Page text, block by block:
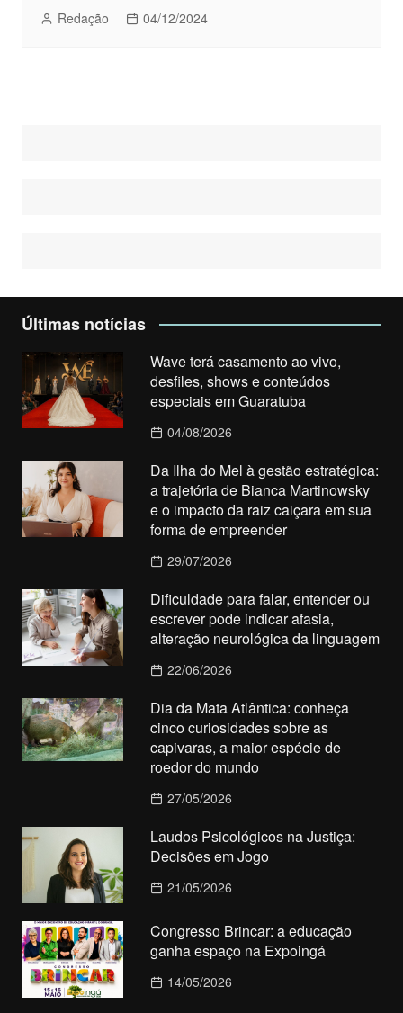
Redação 04/12/2024
Últimas notícias
Wave terá casamento ao vivo,
desfiles, shows e conteúdos
especiais em Guaratuba
04/08/2026
Da Ilha do Mel à gestão estratégica:
a trajetória de Bianca Martinowsky
e o impacto da raiz caiçara em sua
forma de empreender
29/07/2026
Dificuldade para falar, entender ou
escrever pode indicar afasia,
alteração neurológica da linguagem
22/06/2026
Dia da Mata Atlântica: conheça
cinco curiosidades sobre as
capivaras, a maior espécie de
roedor do mundo
27/05/2026
Laudos Psicológicos na Justiça:
Decisões em Jogo
21/05/2026
Congresso Brincar: a educação
ganha espaço na Expoingá
14/05/2026